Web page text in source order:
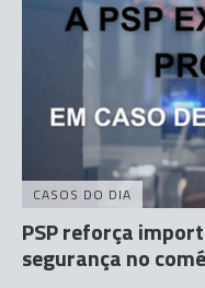
CASOS DO DIA
PSP reforça
segurança no